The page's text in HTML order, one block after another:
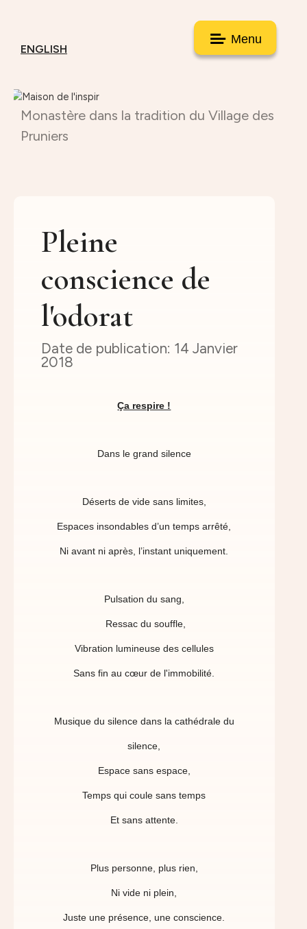
Menu
ENGLISH
Monastère dans la tradition du Village des
Pruniers
Pleine
conscience de
l'odorat
14 Janvier
2018
Ça respire !
Dans le grand silence
Déserts de vide sans limites,
Espaces insondables d’un temps arrêté,
Ni avant ni après, l’instant uniquement.
Pulsation du sang,
Ressac du souffle,
Vibration lumineuse des cellules
Sans fin au cœur de l'immobilité.
Musique du silence dans la cathédrale du
silence,
Espace sans espace,
Temps qui coule sans temps
Et sans attente.
Plus personne, plus rien,
Ni vide ni plein,
Juste une présence, une conscience.